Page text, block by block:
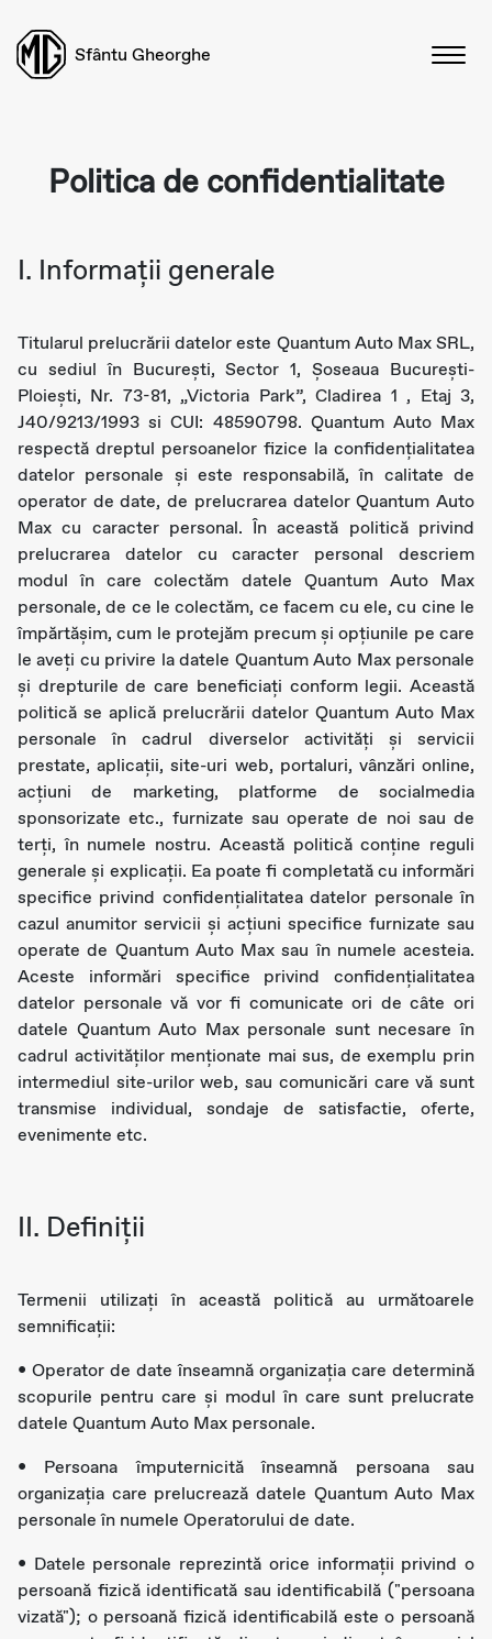
Sfântu Gheorghe
Politica de confidentialitate
I. Informaţii generale
Titularul prelucrării datelor este Quantum Auto Max SRL,
cu sediul în Bucureşti, Sector 1, Șoseaua București-
Ploiești, Nr. 73-81, „Victoria Park”, Cladirea 1 , Etaj 3,
J40/9213/1993 si CUI: 48590798. Quantum Auto Max
respectă dreptul persoanelor fizice la confidențialitatea
datelor personale şi este responsabilă, în calitate de
operator de date, de prelucrarea datelor Quantum Auto
Max cu caracter personal. În această politică privind
prelucrarea datelor cu caracter personal descriem
modul în care colectăm datele Quantum Auto Max
personale, de ce le colectăm, ce facem cu ele, cu cine le
împărtășim, cum le protejăm precum și opțiunile pe care
le aveți cu privire la datele Quantum Auto Max personale
şi drepturile de care beneficiați conform legii. Această
politică se aplică prelucrării datelor Quantum Auto Max
personale în cadrul diverselor activităţi şi servicii
prestate, aplicații, site-uri web, portaluri, vânzări online,
acțiuni de marketing, platforme de socialmedia
sponsorizate etc., furnizate sau operate de noi sau de
terţi, în numele nostru. Această politică conține reguli
generale și explicații. Ea poate fi completată cu informări
specifice privind confidențialitatea datelor personale în
cazul anumitor servicii şi acțiuni specifice furnizate sau
operate de Quantum Auto Max sau în numele acesteia.
Aceste informări specifice privind confidențialitatea
datelor personale vă vor fi comunicate ori de câte ori
datele Quantum Auto Max personale sunt necesare în
cadrul activităților menționate mai sus, de exemplu prin
intermediul site-urilor web, sau comunicări care vă sunt
transmise individual, sondaje de satisfactie, oferte,
evenimente etc.
II. Definiții
Termenii utilizaţi în această politică au următoarele
semnificații:
• Operator de date înseamnă organizația care determină
scopurile pentru care și modul în care sunt prelucrate
datele Quantum Auto Max personale.
• Persoana împuternicită înseamnă persoana sau
organizația care prelucrează datele Quantum Auto Max
personale în numele Operatorului de date.
• Datele personale reprezintă orice informaţii privind o
persoană fizică identificată sau identificabilă ("persoana
vizată"); o persoană fizică identificabilă este o persoană